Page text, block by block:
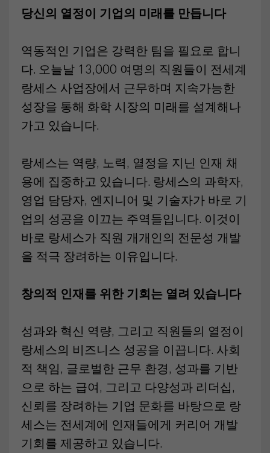
당신의 열정이 기업의 미래를 만듭니다
역동적인 기업은 강력한 팀을 필요로 합니
다. 오늘날 13,000 여명의 직원들이 전세계
랑세스 사업장에서 근무하며 지속가능한
성장을 통해 화학 시장의 미래를 설계해나
가고 있습니다.
랑세스는 역량, 노력, 열정을 지닌 인재 채
용에 집중하고 있습니다. 랑세스의 과학자,
영업 담당자, 엔지니어 및 기술자가 바로 기
업의 성공을 이끄는 주역들입니다. 이것이
바로 랑세스가 직원 개개인의 전문성 개발
을 적극 장려하는 이유입니다.
창의적 인재를 위한 기회는 열려 있습니다
성과와 혁신 역량, 그리고 직원들의 열정이
랑세스의 비즈니스 성공을 이끕니다. 사회
적 책임, 글로벌한 근무 환경, 성과를 기반
으로 하는 급여, 그리고 다양성과 리더십,
신뢰를 장려하는 기업 문화를 바탕으로 랑
세스는 전세계에 인재들에게 커리어 개발
기회를 제공하고 있습니다.